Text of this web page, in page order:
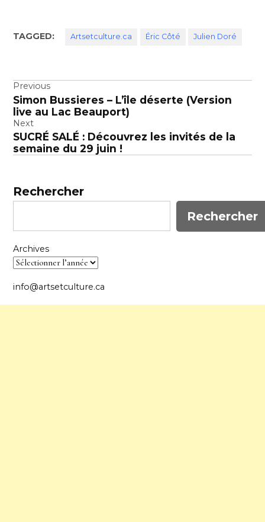
TAGGED: Artsetculture.ca Éric Côté Julien Doré
Navigation
de
l’article
Previous
Simon Bussieres – L’île déserte (Version
live au Lac Beauport)
Next
SUCRÉ SALÉ : Découvrez les invités de la
semaine du 29 juin !
Rechercher
Rechercher
Archives
info@artsetculture.ca